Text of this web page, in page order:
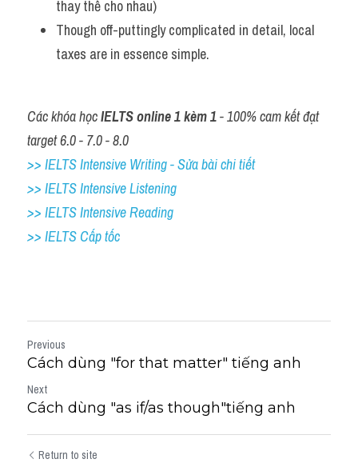
thay thế cho nhau)
Though off-puttingly complicated in detail, local
taxes are in essence simple.
Các khóa học IELTS online 1 kèm 1 - 100% cam kết đạt
target 6.0 - 7.0 - 8.0
>> IELTS Intensive Writing - Sửa bài chi tiết
>> IELTS Intensive Listening
>> IELTS Intensive Reading
>> IELTS Cấp tốc
Previous
Cách dùng "for that matter" tiếng anh
Next
Cách dùng "as if/as though"tiếng anh
Return to site